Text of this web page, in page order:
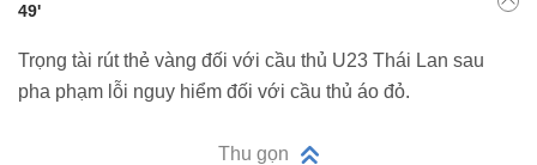
49'
Trọng tài rút thẻ vàng đối với cầu thủ U23 Thái Lan sau
pha phạm lỗi nguy hiểm đối với cầu thủ áo đỏ.
Thu gọn